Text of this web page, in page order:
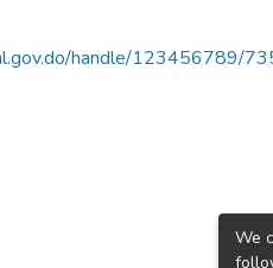
handle/123456789/
We